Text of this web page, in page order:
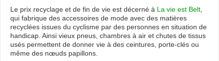
Le prix recyclage et de fin de vie est décerné à La vie est Belt
qui fabrique des accessoires de mode avec des matières
recyclées issues du cyclisme par des personnes en situation de
handicap. Ainsi vieux pneus, chambres à air et chutes de tissus
usés permettent de donner vie à des ceintures, porte-clés ou
même des nœuds papillons.